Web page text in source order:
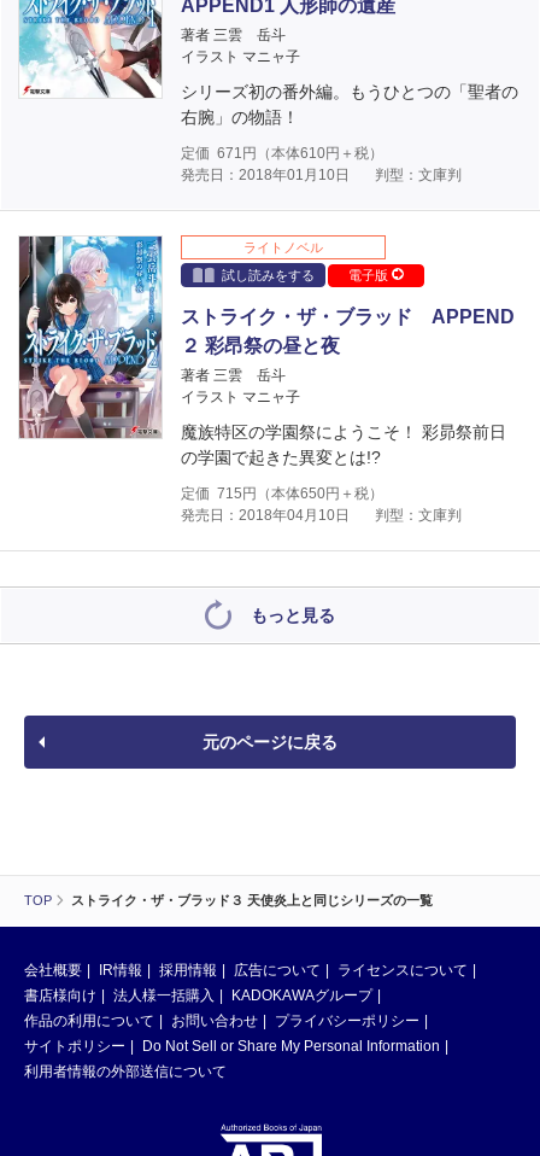
TOP ストライク・ザ・ブラッド３ 天使炎上と同じシリーズの一覧
APPEND1 人形師の遺産
著者 三雲 岳斗
イラスト マニャ子
シリーズ初の番外編。もうひとつの「聖者の
右腕」の物語！
定価 671 円（本体610円＋税）
発売日：2018年01月10日
判型：文庫判
ライトノベル
試し読みをする
電子版
ストライク・ザ・ブラッド APPEND
２ 彩昂祭の昼と夜
著者 三雲 岳斗
イラスト マニャ子
魔族特区の学園祭にようこそ！ 彩昴祭前日
の学園で起きた異変とは!?
定価 715 円（本体650円＋税）
発売日：2018年04月10日
判型：文庫判
もっと見る
元のページに戻る
会社概要 IR情報 採用情報 広告について
ライセンスについて
書店様向け
法人様一括購入
KADOKAWAグループ
作品の利用について
お問い合わせ
プライバシーポリシー
サイトポリシー
Do Not Sell or Share My Personal Information
利用者情報の外部送信について